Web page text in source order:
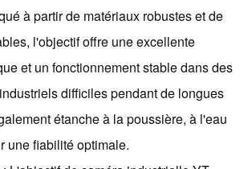
à partir de matériaux robustes et de
l'objectif offre une excellente
et un fonctionnement stable dans des
difficiles pendant de longues
étanche à la poussière, à l'eau
une fiabilité optimale.